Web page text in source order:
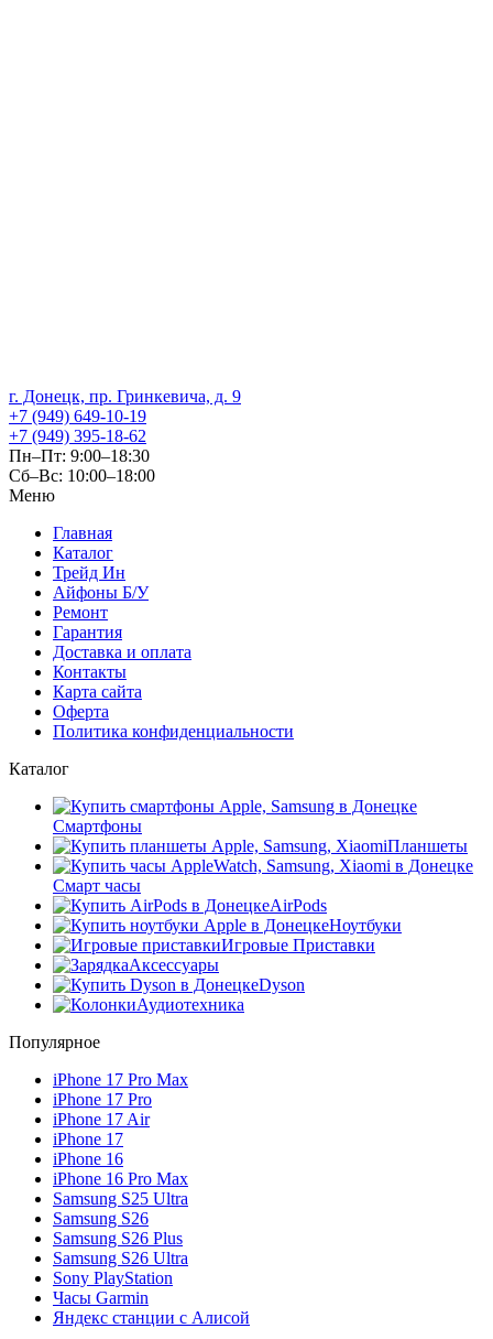
г. Донецк, пр. Гринкевича, д. 9
+7 (949) 649-10-19
+7 (949) 395-18-62
Пн–Пт: 9:00–18:30
Сб–Вс: 10:00–18:00
Меню
Главная
Каталог
Трейд Ин
Айфоны Б/У
Ремонт
Гарантия
Доставка и оплата
Контакты
Карта сайта
Оферта
Политика конфиденциальности
Каталог
Смартфоны
Планшеты
Смарт часы
AirPods
Ноутбуки
Игровые Приставки
Аксессуары
Dyson
Аудиотехника
Популярное
iPhone 17 Pro Max
iPhone 17 Pro
iPhone 17 Air
iPhone 17
iPhone 16
iPhone 16 Pro Max
Samsung S25 Ultra
Samsung S26
Samsung S26 Plus
Samsung S26 Ultra
Sony PlayStation
Часы Garmin
Яндекс станции с Алисой